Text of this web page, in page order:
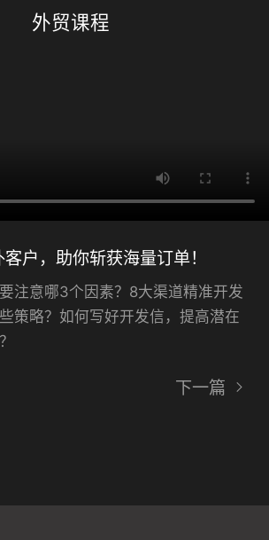
外贸课程
户，助你斩获海量订单！
注意哪3个因素？8大渠道精准开发
策略？如何写好开发信，提高潜在
下一篇
即获得观看机会
观看